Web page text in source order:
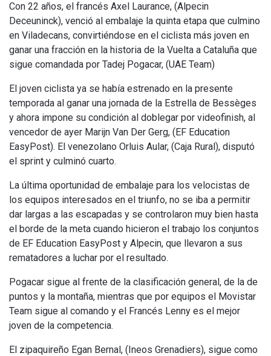
Con 22 años, el francés Axel Laurance, (Alpecin
Deceuninck), venció al embalaje la quinta etapa que culmino
en Viladecans, convirtiéndose en el ciclista más joven en
ganar una fracción en la historia de la Vuelta a Cataluña que
sigue comandada por Tadej Pogacar, (UAE Team)
El joven ciclista ya se había estrenado en la presente
temporada al ganar una jornada de la Estrella de Bessèges
y ahora impone su condición al doblegar por videofinish, al
vencedor de ayer Marijn Van Der Gerg, (EF Education
EasyPost). El venezolano Orluis Aular, (Caja Rural), disputó
el sprint y culminó cuarto.
La última oportunidad de embalaje para los velocistas de
los equipos interesados en el triunfo, no se iba a permitir
dar largas a las escapadas y se controlaron muy bien hasta
el borde de la meta cuando hicieron el trabajo los conjuntos
de EF Education EasyPost y Alpecin, que llevaron a sus
rematadores a luchar por el resultado.
Pogacar sigue al frente de la clasificación general, de la de
puntos y la montaña, mientras que por equipos el Movistar
Team sigue al comando y el Francés Lenny es el mejor
joven de la competencia.
El zipaquireño Egan Bernal, (Ineos Grenadiers), sigue como